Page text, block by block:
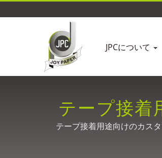
JPCについて
テープ接着
テープ接着用途向けのカス